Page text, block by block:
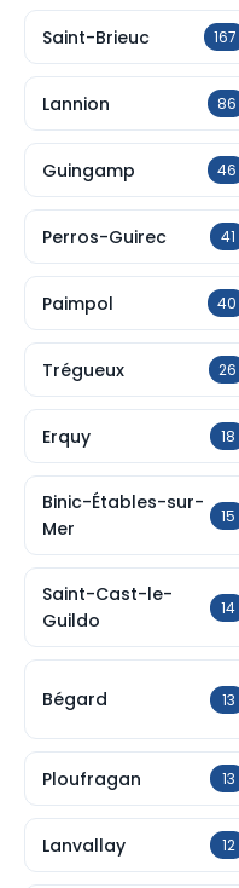
Saint-Brieuc 167
Lannion 86
Guingamp 46
Perros-Guirec 41
Paimpol 40
Trégueux 26
Erquy 18
Binic-Étables-sur-
Mer
15
Saint-Cast-le-
Guildo
14
Bégard 13
Ploufragan 13
Lanvallay 12